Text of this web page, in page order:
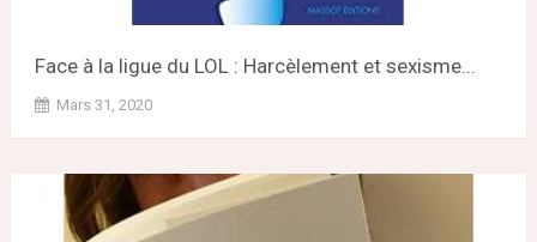
Face à la ligue du LOL : Harcèlement et sexisme...
Mars 31, 2020